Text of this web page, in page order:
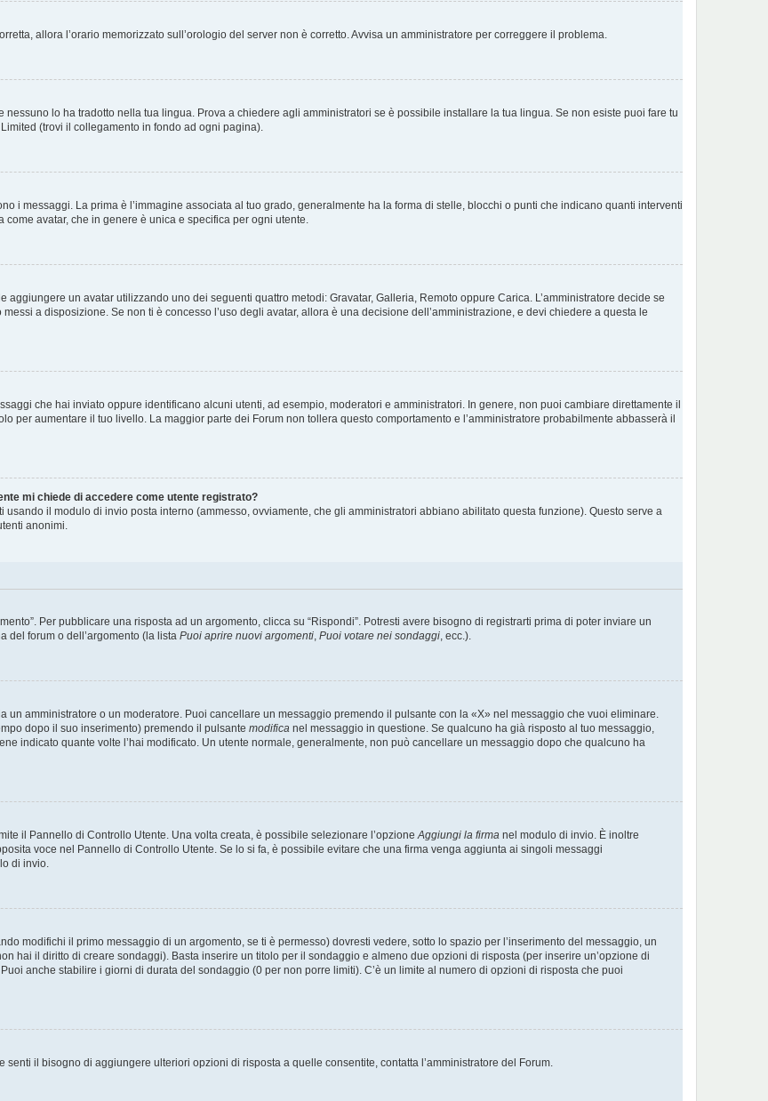
allora l’orario memorizzato sull’orologio del server non è corretto. Avvisa un amministratore per correggere il problema.
lo ha tradotto nella tua lingua. Prova a chiedere agli amministratori se è possibile installare la tua lingua. Se non esiste puoi fare tu
(trovi il collegamento in fondo ad ogni pagina).
i messaggi. La prima è l’immagine associata al tuo grado, generalmente ha la forma di stelle, blocchi o punti che indicano quanti interventi
avatar, che in genere è unica e specifica per ogni utente.
aggiungere un avatar utilizzando uno dei seguenti quattro metodi: Gravatar, Galleria, Remoto oppure Carica. L’amministratore decide se
a disposizione. Se non ti è concesso l’uso degli avatar, allora è una decisione dell’amministrazione, e devi chiedere a questa le
che hai inviato oppure identificano alcuni utenti, ad esempio, moderatori e amministratori. In genere, non puoi cambiare direttamente il
per aumentare il tuo livello. La maggior parte dei Forum non tollera questo comportamento e l’amministratore probabilmente abbasserà il
mi chiede di accedere come utente registrato?
il modulo di invio posta interno (ammesso, ovviamente, che gli amministratori abbiano abilitato questa funzione). Questo serve a
anonimi.
Per pubblicare una risposta ad un argomento, clicca su “Rispondi”. Potresti avere bisogno di registrarti prima di poter inviare un
del forum o dell’argomento (la lista Puoi aprire nuovi argomenti, Puoi votare nei sondaggi, ecc.).
un amministratore o un moderatore. Puoi cancellare un messaggio premendo il pulsante con la «X» nel messaggio che vuoi eliminare.
dopo il suo inserimento) premendo il pulsante modifica nel messaggio in questione. Se qualcuno ha già risposto al tuo messaggio,
indicato quante volte l’hai modificato. Un utente normale, generalmente, non può cancellare un messaggio dopo che qualcuno ha
il Pannello di Controllo Utente. Una volta creata, è possibile selezionare l’opzioneAggiungi la firma nel modulo di invio. È inoltre
voce nel Pannello di Controllo Utente. Se lo si fa, è possibile evitare che una firma venga aggiunta ai singoli messaggi
di invio.
modifichi il primo messaggio di un argomento, se ti è permesso) dovresti vedere, sotto lo spazio per l’inserimento del messaggio, un
hai il diritto di creare sondaggi). Basta inserire un titolo per il sondaggio e almeno due opzioni di risposta (per inserire un’opzione di
anche stabilire i giorni di durata del sondaggio (0 per non porre limiti). C’è un limite al numero di opzioni di risposta che puoi
senti il bisogno di aggiungere ulteriori opzioni di risposta a quelle consentite, contatta l’amministratore del Forum.